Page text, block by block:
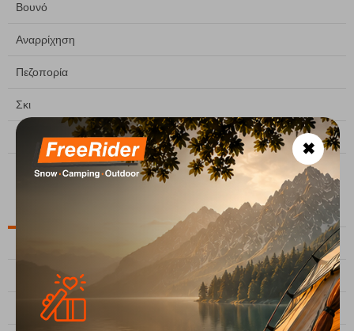
Βουνό
Αναρρίχηση
Πεζοπορία
Σκι
Camping
Γιατί το πουπουλένιο μπουφάν είναι απαραίτητο στο βουνό;
Πού μπορώ να νοικιάσω Εξοπλισμό σκι στην Αθήνα;
Πώς ρυθμίζεται η πλάτη σε σακίδιο πεζοπορίας
✖